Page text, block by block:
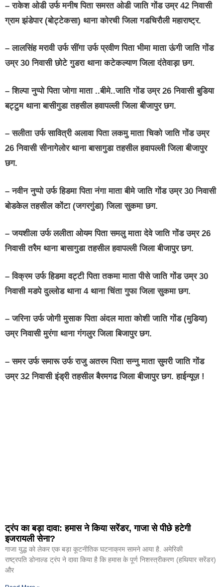
–राकेश ओडी उर्फ मनीष पिता समरत ओडी जाति गोंड उम्र 42 निवासी
ग्राम झंडेपार (बोट्टेकसा) थाना कोरची जिला गडचिरौली महाराष्ट्र.
–लालसिंह मरावी उर्फ सींगा उर्फ प्रवीण पिता भीमा माता ऊंगी जाति गोंड
उम्र 30 निवासी छोटे गुडरा थाना कटेकल्याण जिला दंतेवाड़ा छग.
–शिल्पा नुप्पो पिता जोगा माता ..बीमे..जाति गोंड उम्र 26 निवासी बुडिया
बट्टुम थाना बासीगुडा तहसील हवापल्ली जिला बीजापुर छग.
–सलीता उर्फ सावित्री अलावा पिता लकमु माता चिको जाति गोंड उम्र
26 निवासी सीनागेलोर थाना बासागुडा तहसील हवापल्ली जिला बीजापुर
छग.
–नवीन नुप्पो उर्फ हिडमा पिता नंगा माता बीमे जाति गोंड उम्र 30 निवासी
बोडकेल तहसील कोंटा (जगरगुंडा) जिला सुकमा छग.
–जयशीला उर्फ ललीता ओयम पिता समलु माता देवे जाति गोंड उम्र 26
निवासी तरैम थाना बासागुडा तहसील हवापल्ली जिला बीजापुर छग.
–विक्रम उर्फ हिडमा वट्टी पिता तकमा माता पीसे जाति गोंड उम्र 30
निवासी मडपे दुल्लोड थाना 4 थाना चिंता गुफा जिला सुकमा छग.
–जरिना उर्फ जोगी मुसाक पिता अंदल माता कोशी जाति गोंड (मुडिया)
उम्र निवासी मुरंगा थाना गंगलुर जिला बिजापुर छग.
–समर उर्फ समारू उर्फ राजु अतरम पिता सन्नु माता सुमरी जाति गोंड
उम्र 32 निवासी इंड्री तहसील बैरमगढ जिला बीजापुर छग. हाईन्यूज़ !
ट्रंप का बड़ा दावा: हमास ने किया सरेंडर, गाजा से पीछे हटेगी
इजरायली सेना?
गाजा युद्ध को लेकर एक बड़ा कूटनीतिक घटनाक्रम सामने आया है. अमेरिकी
राष्ट्रपति डोनाल्ड ट्रंप ने दावा किया है कि हमास के पूर्ण निशस्त्रीकरण (हथियार सरेंडर)
और